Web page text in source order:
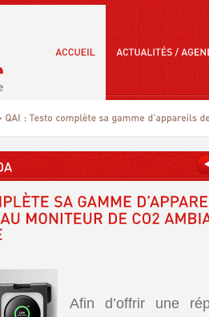
Afin d’offrir une